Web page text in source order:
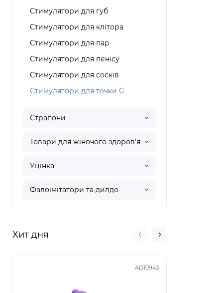
Стимулятори для губ
Стимулятори для клітора
Стимулятори для пар
Стимулятори для пенісу
Стимулятори для сосків
Стимулятори для точки G
Страпони
Товари для жіночого здоров'я
Уцінка
Фалоімітатори та дилдо
Хит дня
AD10943